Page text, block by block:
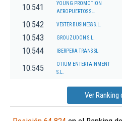
10.541
YOUNG PROMOTION
AEROPUERTOS SL.
10.542 VESTER BUSINESS S.L.
10.543 GROUZUDON S.L.
10.544 IBERPERA TRANS SL
10.545
OTIUM ENTERTAINMENT
S.L.
Ver Ranking